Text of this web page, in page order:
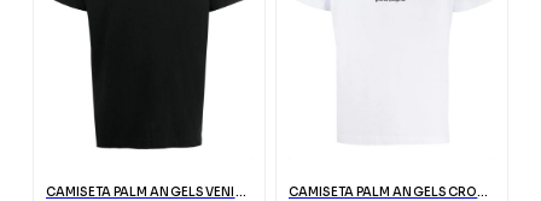
CAMISETA PALM ANGELS VENICE PRETA COM LOGO CAMISETA PALM ANGELS CROCODILO BRANCA COM LOGO